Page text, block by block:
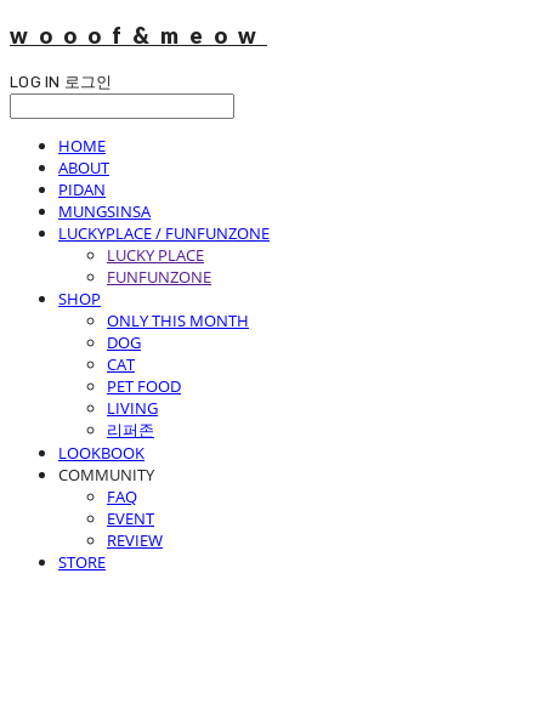
wooof&meow
LOG IN 로그인
HOME
ABOUT
PIDAN
MUNGSINSA
LUCKYPLACE / FUNFUNZONE
LUCKY PLACE
FUNFUNZONE
SHOP
ONLY THIS MONTH
DOG
CAT
PET FOOD
LIVING
리퍼존
LOOKBOOK
COMMUNITY
FAQ
EVENT
REVIEW
STORE